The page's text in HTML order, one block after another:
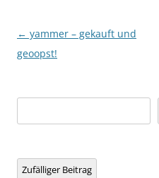
Beitragsnavigation
← yammer – gekauft und
geoopst!
Zufälliger Beitrag